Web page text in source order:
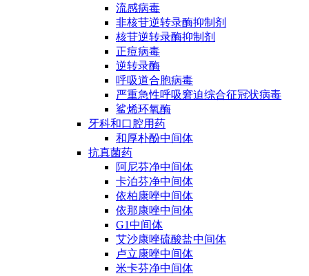
流感病毒
非核苷逆转录酶抑制剂
核苷逆转录酶抑制剂
正痘病毒
逆转录酶
呼吸道合胞病毒
严重急性呼吸窘迫综合征冠状病毒
鲨烯环氧酶
牙科和口腔用药
和厚朴酚中间体
抗真菌药
阿尼芬净中间体
卡泊芬净中间体
依柏康唑中间体
依那康唑中间体
G1中间体
艾沙康唑硫酸盐中间体
卢立康唑中间体
米卡芬净中间体